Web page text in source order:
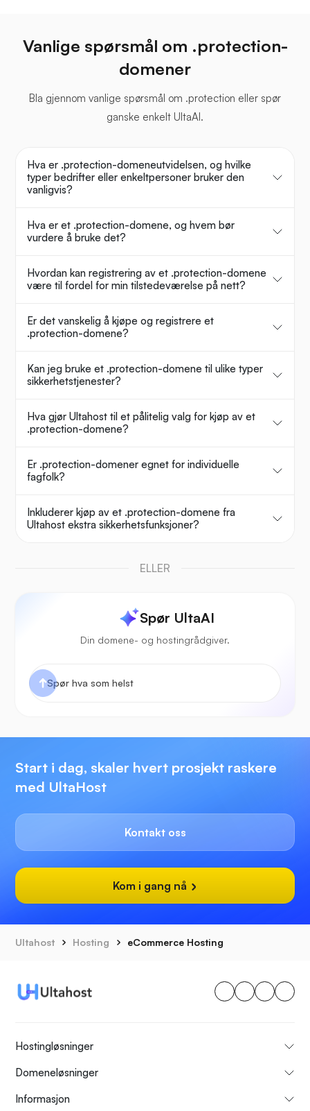
Vanlige spørsmål om .protection-
domener
Bla gjennom vanlige spørsmål om .protection eller spør
ganske enkelt UltaAI.
Hva er .protection-domeneutvidelsen, og hvilke
typer bedrifter eller enkeltpersoner bruker den
vanligvis?
Hva er et .protection-domene, og hvem bør
vurdere å bruke det?
Hvordan kan registrering av et .protection-domene
være til fordel for min tilstedeværelse på nett?
Er det vanskelig å kjøpe og registrere et
.protection-domene?
Kan jeg bruke et .protection-domene til ulike typer
sikkerhetstjenester?
Hva gjør Ultahost til et pålitelig valg for kjøp av et
.protection-domene?
Er .protection-domener egnet for individuelle
fagfolk?
Inkluderer kjøp av et .protection-domene fra
Ultahost ekstra sikkerhetsfunksjoner?
ELLER
Spør UltaAI
Din domene- og hostingrådgiver.
Start i dag, skaler hvert prosjekt raskere
med UltaHost
Kontakt oss
Kom i gang nå
Ultahost Hosting eCommerce Hosting
Hostingløsninger
Domeneløsninger
Informasjon